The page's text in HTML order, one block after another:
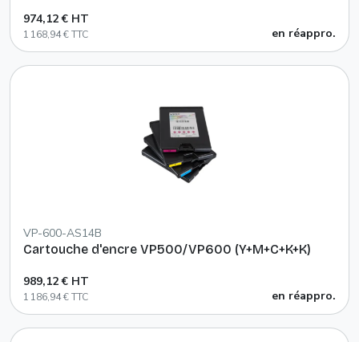
974,12 € HT
1 168,94 € TTC en réappro.
VP-600-AS14B
Cartouche d'encre VP500/VP600 (Y+M+C+K+K)
989,12 € HT
1 186,94 € TTC en réappro.